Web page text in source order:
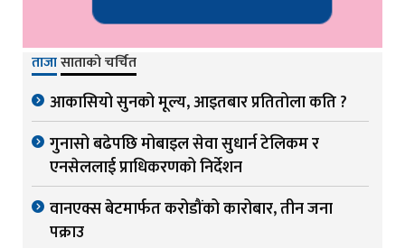
ताजासाताको चर्चित
आकासियो सुनको मूल्य, आइतबार प्रतितोला कति ?
गुनासो बढेपछि मोबाइल सेवा सुधार्न टेलिकम र
एनसेललाई प्राधिकरणको निर्देशन
वानएक्स बेटमार्फत करोडौंको कारोबार, तीन जना
पक्राउ